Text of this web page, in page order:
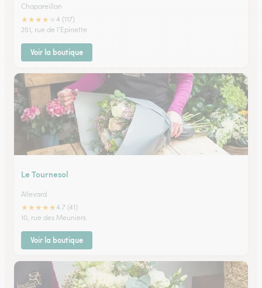
Chapareillan
★★★★
4 (117)
251, rue de l'Epinette
Voir la boutique
Le Tournesol
Allevard
★★★★★4.7 (41)
10, rue des Meuniers
Voir la boutique